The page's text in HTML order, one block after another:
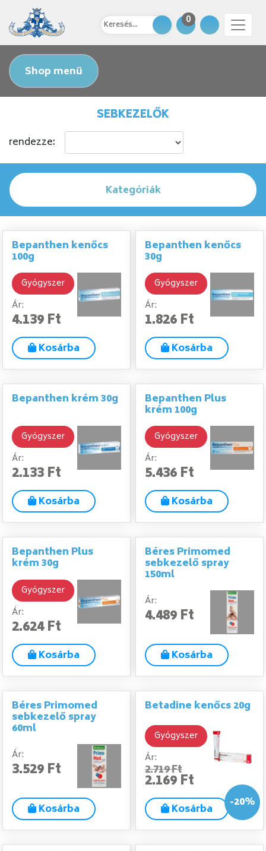
0
Shop menü
SEBKEZELŐK
rendezze:
Kategóriák
Bepanthen kenőcs
100g
Gyógyszer
Ár:
4.139 Ft
Kosárba
Bepanthen kenőcs
30g
Gyógyszer
Ár:
1.826 Ft
Kosárba
Bepanthen krém 30g
Gyógyszer
Ár:
2.133 Ft
Kosárba
Bepanthen Plus
krém 100g
Gyógyszer
Ár:
5.436 Ft
Kosárba
Bepanthen Plus
krém 30g
Gyógyszer
Ár:
2.624 Ft
Kosárba
Béres Primomed
sebkezelő spray
150ml
Ár:
4.489 Ft
Kosárba
Béres Primomed
sebkezelő spray
60ml
Ár:
3.529 Ft
Kosárba
Betadine kenőcs 20g
Gyógyszer
Ár:
2.719 Ft
2.169 Ft
Kosárba -20%